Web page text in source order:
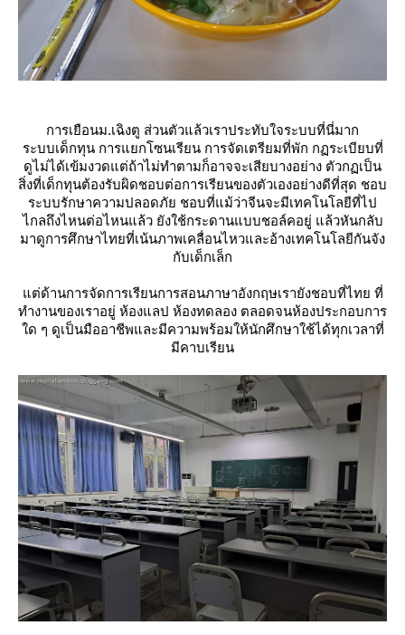
การเยือนม.เฉิงตู ส่วนตัวแล้วเราประทับใจระบบที่นี่มาก
ระบบเด็กทุน การแยกโซนเรียน การจัดเตรียมที่พัก กฏระเบียบที่
ดูไม่ได้เข้มงวดแต่ถ้าไม่ทำตามก็อาจจะเสียบางอย่าง ตัวกฏเป็น
สิ่งที่เด็กทุนต้องรับผิดชอบต่อการเรียนของตัวเองอย่างดีที่สุด ชอบ
ระบบรักษาความปลอดภัย ชอบที่แม้ว่าจีนจะมีเทคโนโลยีที่ไป
ไกลถึงไหนต่อไหนแล้ว ยังใช้กระดานแบบชอล์คอยู่ แล้วหันกลับ
มาดูการศึกษาไทยที่เน้นภาพเคลื่อนไหวและอ้างเทคโนโลยีกันจัง
กับเด็กเล็ก
ต่ด้านการจัดการเรียนการสอนภาษาอังกฤษเรายังชอบที่ไทย ที่
ทำงานของเราอยู่ ห้องแลป ห้องทดลอง ตลอดจนห้องประกอบการ
ด ๆ ดูเป็นมืออาชีพและมีความพร้อมให้นักศึกษาใช้ได้ทุกเวลาที่
มีคาบเรียน